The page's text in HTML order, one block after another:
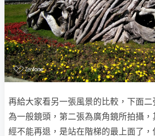
再給大家看另一張風景的比較，下面
為一般鏡頭，第二張為廣角鏡所拍攝
經不能再退，是站在階梯的最上面了